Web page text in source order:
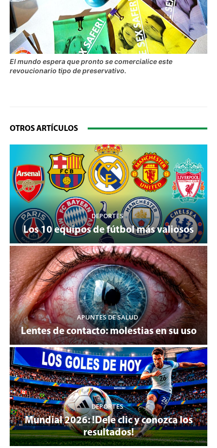
El mundo espera que pronto se comercialice este
revoucionario tipo de preservativo.
OTROS ARTÍCULOS
DEPORTES
Los 10 equipos de fútbol más valiosos
APUNTES DE SALUD
Lentes de contacto: molestias en su uso
DEPORTES
Mundial 2026: !Dele clic y conozca los
resultados!